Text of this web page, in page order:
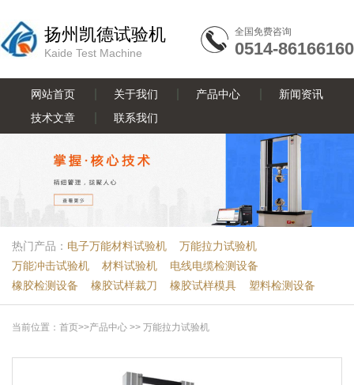
扬州凯德试验机
Kaide Test Machine
全国免费咨询
0514-86166160
网站首页 关于我们 产品中心
新闻资讯
技术文章
联系我们
热门产品： 电子万能材料试验机
万能拉力试验机
万能冲击试验机
材料试验机
电线电缆检测设备
橡胶检测设备
橡胶试样裁刀 橡胶试样模具 塑料检测设备
当前位置： 首页>>产品中心 >> 万能拉力试验机